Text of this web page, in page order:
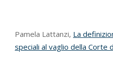
Pamela Lattanzi, La
speciali al vaglio della Corte